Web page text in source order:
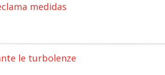
medidas
le turbolenze